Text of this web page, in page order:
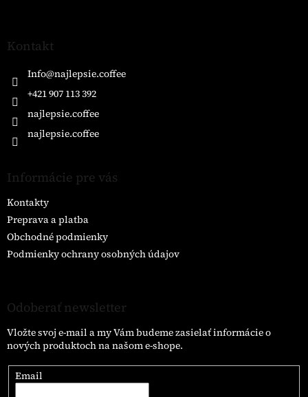
Kontakt
Info@najlepsie.coffee
+421 907 113 392
najlepsie.coffee
najlepsie.coffee
Informácie pre vás
Kontakty
Preprava a platba
Obchodné podmienky
Podmienky ochrany osobných údajov
Odoberať newsletter
Vložte svoj e-mail a my Vám budeme zasielať informácie o
nových produktoch na našom e-shope.
Email